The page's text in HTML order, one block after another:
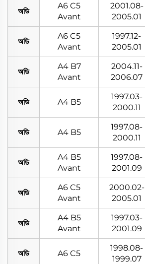
অডি
A6 C5
Avant
2001.08-
2005.01
অডি
A6 C5
Avant
1997.12-
2005.01
অডি
A4 B7
Avant
2004.11-
2006.07
অডি A4 B5
1997.03-
2000.11
অডি A4 B5
1997.08-
2000.11
অডি
A4 B5
Avant
1997.08-
2001.09
অডি
A6 C5
Avant
2000.02-
2005.01
অডি
A4 B5
Avant
1997.03-
2001.09
অডি A6 C5
1998.08-
1999.07